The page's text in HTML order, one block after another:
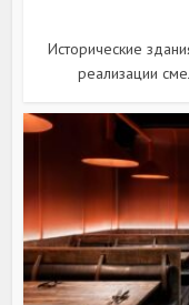
Исторические
реализации